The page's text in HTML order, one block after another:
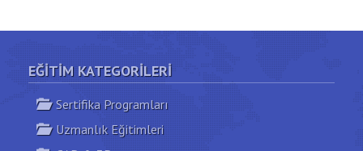
EĞITIM KATEGORILERI
Sertifika Programları
Uzmanlık Eğitimleri